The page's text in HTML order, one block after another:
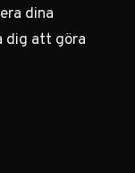
dina
dig att göra